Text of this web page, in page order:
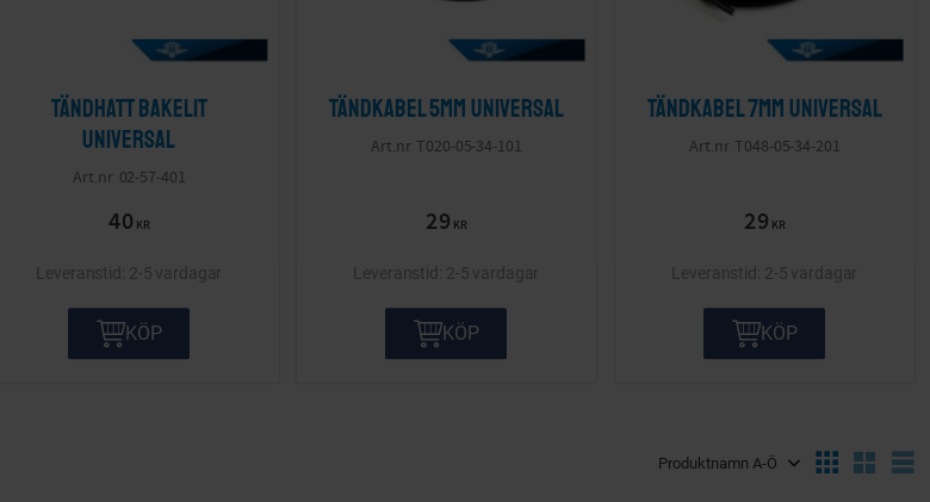
Tändhatt Bakelit
Universal
02-57-401
40 KR
2-5 vardagar
KÖP
Tändkabel 5mm Universal
T020-05-34-101
29 KR
2-5 vardagar
KÖP
Tändkabel 7mm Universal
T048-05-34-201
29 KR
2-5 vardagar
KÖP